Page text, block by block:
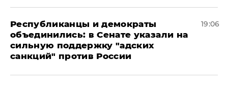
Республиканцы и демократы
объединились: в Сенате указали на
сильную поддержку "адских
санкций" против России
19:06